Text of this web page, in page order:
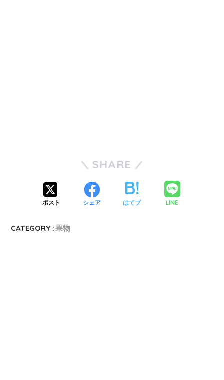
SHARE
ポスト シェア はてブ LINE
CATEGORY :果物